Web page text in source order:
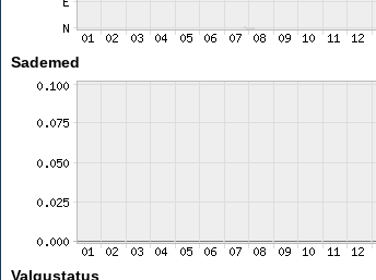
Sademed
Valgustatus